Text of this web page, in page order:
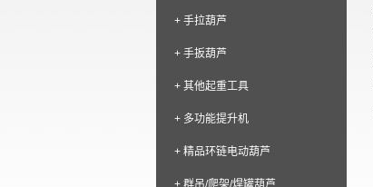
+ 手拉葫芦
+ 手扳葫芦
+ 其他起重工具
+ 多功能提升机
+ 精品环链电动葫芦
+ 群吊/爬架/焊罐葫芦